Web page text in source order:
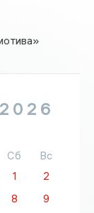
2026
Сб
Вс
1
2
8
9